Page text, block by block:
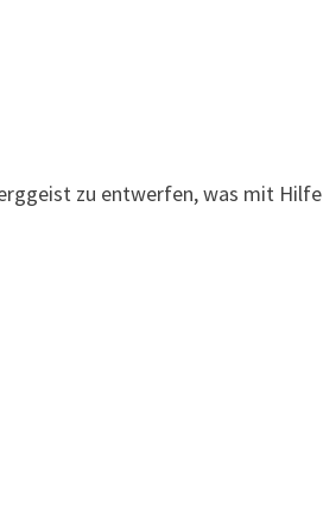
zu entwerfen, was mit Hilfe